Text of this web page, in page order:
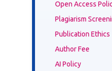
Open Access
Plagiarism
Publication Ethics
Author Fee
AI Policy